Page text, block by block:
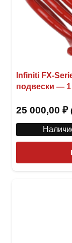
Infiniti FX-
подвески —
25 000,00 ₽